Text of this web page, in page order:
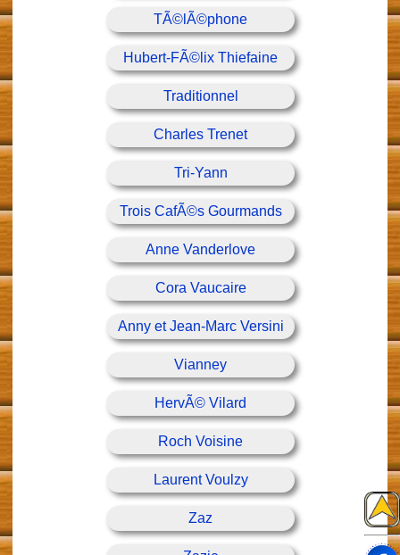
TÃ©lÃ©phone
Hubert-FÃ©lix Thiefaine
Traditionnel
Charles Trenet
Tri-Yann
Trois CafÃ©s Gourmands
Anne Vanderlove
Cora Vaucaire
Anny et Jean-Marc Versini
Vianney
HervÃ© Vilard
Roch Voisine
Laurent Voulzy
Zaz